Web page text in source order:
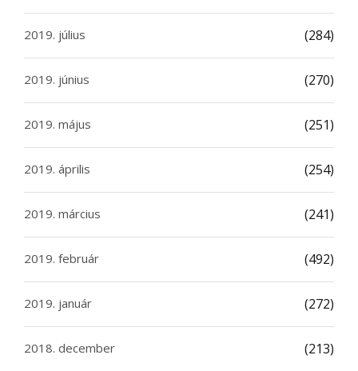
2019. július (284)
2019. június (270)
2019. május (251)
2019. április (254)
2019. március (241)
2019. február (492)
2019. január (272)
2018. december (213)